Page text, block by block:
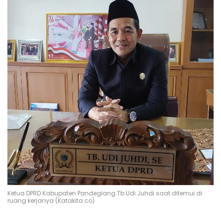
Ketua DPRD Kabupaten Pandeglang Tb Udi Juhdi saat ditemui di
ruang kerjanya (Katakita.co)